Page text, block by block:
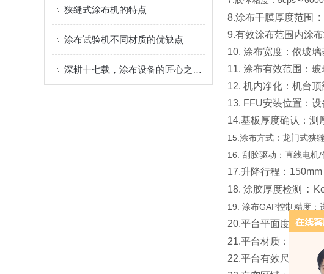
狭缝式涂布机的特点
涂布试验机不同材质的优缺点
深耕十七载，涂布设备的匠心之选 ——AT-TB-300C 多功能涂布试验机
8.涂布干膜厚度范围 ：
9.有效涂布范围内涂
10. 涂布宽度：依玻
11. 涂布有效范围：
12. 机内净化：机台
13. FFU安装位置：设
14.基板厚度确认：测
15.涂布方式：龙门式狭
16. 刮胶驱动：直线电
17.升降行程：150mm
18. 涂胶厚度检测
：
19. 涂布GAP控制精度：
20.平台平面度：10-
21.平台材质：多孔陶
22.平台有效尺寸：